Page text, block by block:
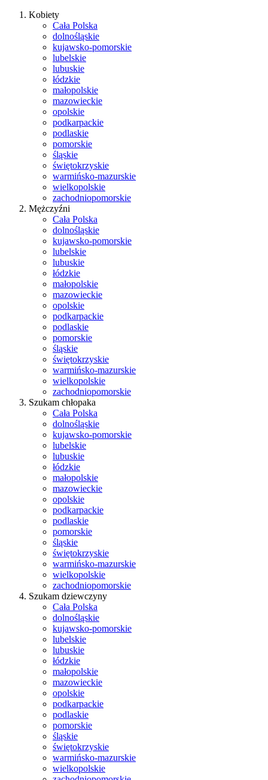
Kobiety
Cała Polska
dolnośląskie
kujawsko-pomorskie
lubelskie
lubuskie
łódzkie
małopolskie
mazowieckie
opolskie
podkarpackie
podlaskie
pomorskie
śląskie
świętokrzyskie
warmińsko-mazurskie
wielkopolskie
zachodniopomorskie
Mężczyźni
Cała Polska
dolnośląskie
kujawsko-pomorskie
lubelskie
lubuskie
łódzkie
małopolskie
mazowieckie
opolskie
podkarpackie
podlaskie
pomorskie
śląskie
świętokrzyskie
warmińsko-mazurskie
wielkopolskie
zachodniopomorskie
Szukam chłopaka
Cała Polska
dolnośląskie
kujawsko-pomorskie
lubelskie
lubuskie
łódzkie
małopolskie
mazowieckie
opolskie
podkarpackie
podlaskie
pomorskie
śląskie
świętokrzyskie
warmińsko-mazurskie
wielkopolskie
zachodniopomorskie
Szukam dziewczyny
Cała Polska
dolnośląskie
kujawsko-pomorskie
lubelskie
lubuskie
łódzkie
małopolskie
mazowieckie
opolskie
podkarpackie
podlaskie
pomorskie
śląskie
świętokrzyskie
warmińsko-mazurskie
wielkopolskie